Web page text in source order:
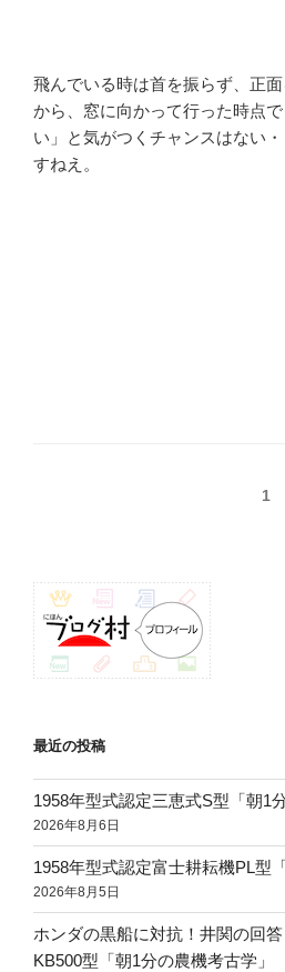
飛んでいる時は首を振らず、正
から、窓に向かって行った時点
い」と気がつくチャンスはない
すねえ。
ビ
ゲ
ー
シ
ン
1
最近の投稿
1958年型式認定三恵式S型「朝1
2026年8月6日
1958年型式認定富士耕耘機PL型
2026年8月5日
ホンダの黒船に対抗！井関の回
KB500型「朝1分の農機考古学」